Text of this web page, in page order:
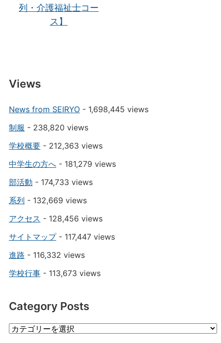
列・介護福祉士コー
ス】
Views
News from SEIRYO- 1,698,445 views
制服 - 238,820 views
学校概要- 212,363 views
中学生の方へ- 181,279 views
部活動 - 174,733 views
系列 - 132,669 views
アクセス - 128,456 views
サイトマップ- 117,447 views
進路 - 116,332 views
学校行事- 113,673 views
Category Posts
Category